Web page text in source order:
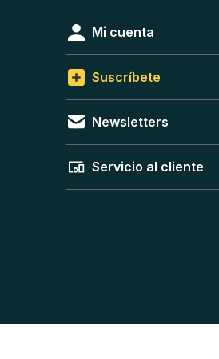
Mi cuenta
Suscríbete
Newsletters
Servicio al cliente